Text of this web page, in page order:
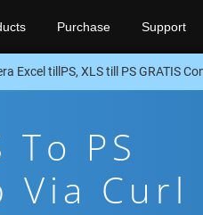
Purchase Support
Excel tillPS, XLS till PS GRATIS
PS
Via Curl